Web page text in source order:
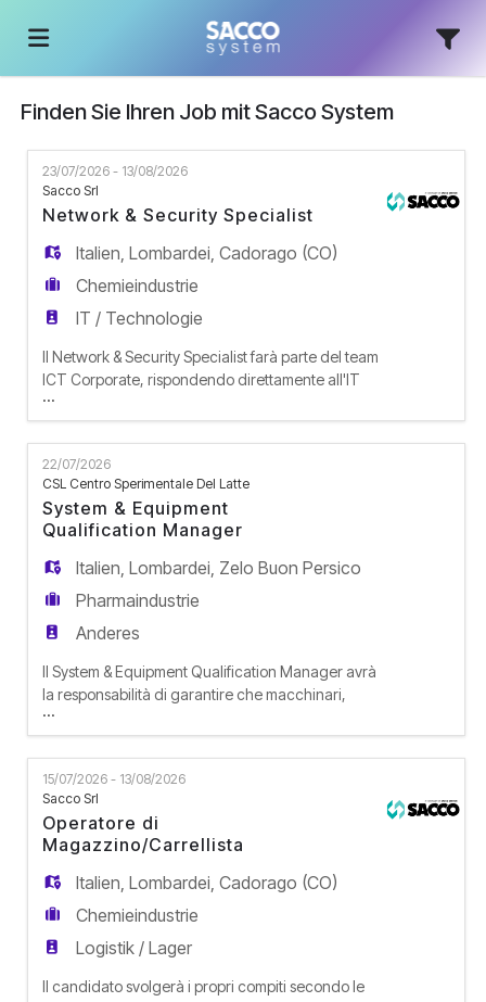
Home
Stellen
Lebenslauf
EN
FR
IT
ES
Finden Sie Ihren Job mit Sacco System
23/07/2026 - 13/08/2026
Sacco Srl
Network & Security Specialist
Italien,Lombardei,Cadorago (CO)
Chemieindustrie
IT / Technologie
Il Network & Security Specialist farà parte del team
ICT Corporate, rispondendo direttamente all'IT
Manager. Il suo compito sarà gestire e far
evolvere l'infrastruttura tecnologica aziendale,
garantendo sia la conformità alle normative di
sicurezza (NIS2, GDPR) sia la continuità operativa
nei diversi siti. Responsabilità Seguirà i progetti di
esp
...
22/07/2026
CSL Centro Sperimentale Del Latte
System & Equipment
Qualification Manager
Italien,Lombardei, Zelo Buon Persico
Pharmaindustrie
Anderes
Il System & Equipment Qualification Manager avrà
la responsabilità di garantire che macchinari,
sistemi e impianti industriali rispettino i requisiti di
sicurezza, qualità e conformità normativa (es.
GMP, FDA) e di user requirement. Supporterà il
team di Validation nel coordinamento di tutte le
fasi di convalida di impianti, attrezzature, utilities
...
15/07/2026 - 13/08/2026
Sacco Srl
Operatore di
Magazzino/Carrellista
Italien,Lombardei,Cadorago (CO)
Chemieindustrie
Logistik / Lager
Il candidato svolgerà i propri compiti secondo le